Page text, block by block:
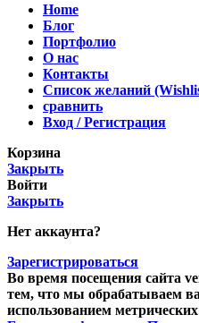
Home
Блог
Портфолио
О нас
Контакты
Список желаний
сравнить
Вход / Регистрация
Корзина
Закрыть
Войти
Закрыть
Нет аккаунта?
Зарегистрироваться
Во время посещения сайта
тем, что мы обрабатываем
использованием